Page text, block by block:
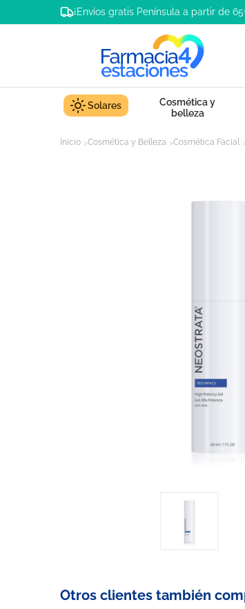
¡Envíos gratis Península a partir de
Solares
Cosmética y
belleza
Inicio Cosmética y Belleza Cosmética Facial
Otros clientes también